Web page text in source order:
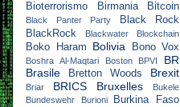
Bioterrorismo
Birmania Bitcoin
Black Panter Party
Black Rock
BlackRock
Blackwater Blockchain
Boko Haram Bolivia Bono Vox
Boshra Al-Maqtari Boston BPVI
BR
Brasile
Bretton Woods Brexit
Briar BRICS Bruxelles
Bukele
Bundeswehr
Burioni
Burkina Faso